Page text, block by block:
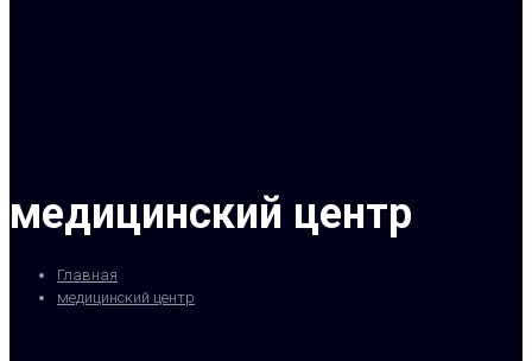
медицинский центр
Главная
медицинский центр